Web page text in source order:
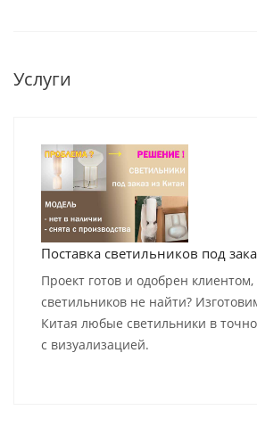
Услуги
Поставка светильников под
Проект готов и одобрен
светильников не найти?
Китая любые светильники в
с визуализацией.